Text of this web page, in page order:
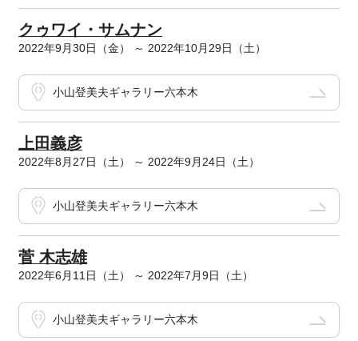
クゥワイ・サムナン
2022年9月30日（金） ～ 2022年10月29日（土）
小山登美夫ギャラリー六本木
上田義彦
2022年8月27日（土） ～ 2022年9月24日（土）
小山登美夫ギャラリー六本木
菅 木志雄
2022年6月11日（土） ～ 2022年7月9日（土）
小山登美夫ギャラリー六本木